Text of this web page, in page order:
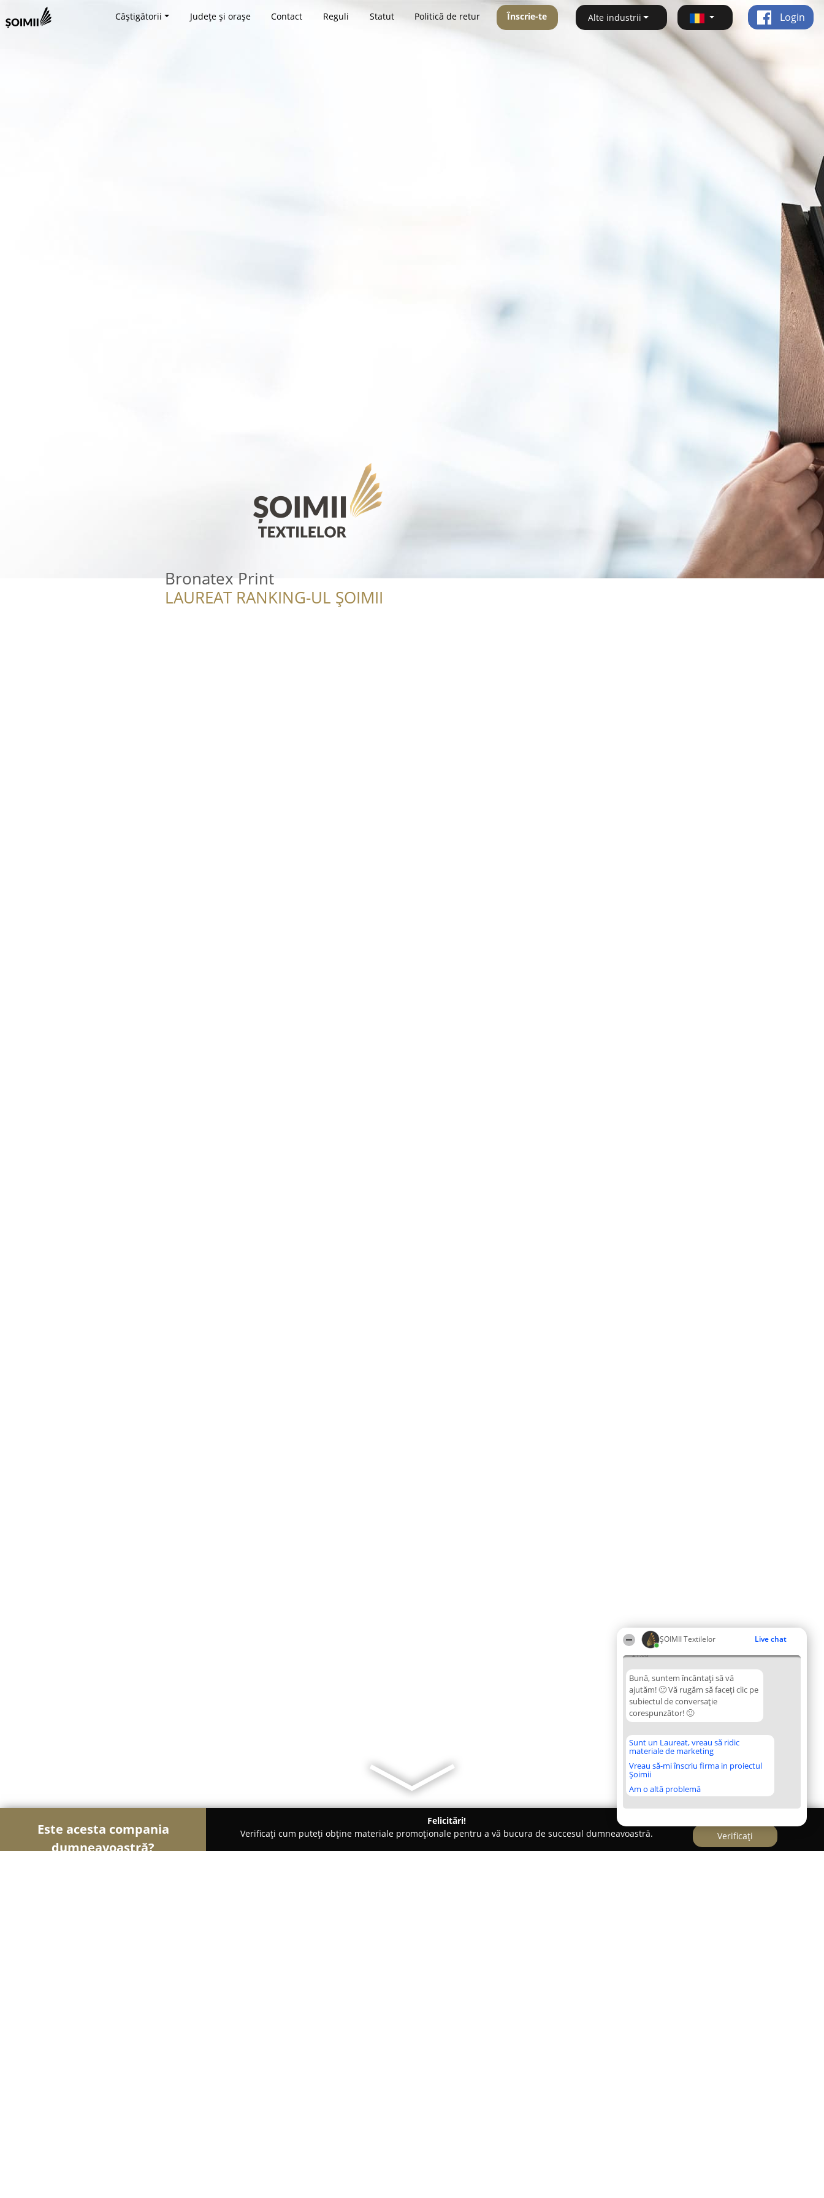
ȘOIMII Textilelor Live chat
21:08
Bună, suntem încântați să vă
ajutăm! 🙂 Vă rugăm să faceți clic pe
subiectul de conversație
corespunzător! 🙂
Sunt un Laureat, vreau să ridic
materiale de marketing
Vreau să-mi înscriu firma in proiectul
Șoimii
Am o altă problemă
Câștigătorii Județe și orașe Contact Reguli Statut Politică de retur Înscrie-te Alte industrii Login
Bronatex Print
LAUREAT RANKING-UL ȘOIMII
Este acesta compania
dumneavoastră?
Felicitări!
Verificați cum puteți obține materiale promoționale pentru a vă bucura de succesul dumneavoastră.
Verificați